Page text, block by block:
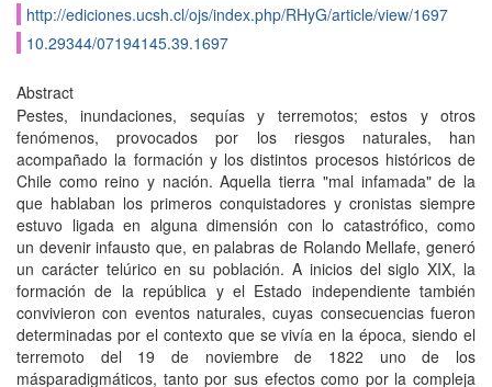
http://ediciones.ucsh.cl/ojs/index.php/RHyG/article/view/1697
10.29344/07194145.39.1697
Abstract
Pestes, inundaciones, sequí­as y terremotos; estos y otros
fenómenos, provocados por los riesgos naturales, han
acompañado la formación y los distintos procesos históricos de
Chile como reino y nación. Aquella tierra "mal infamada" de la
que hablaban los primeros conquistadores y cronistas siempre
estuvo ligada en alguna dimensión con lo catastrófico, como
un devenir infausto que, en palabras de Rolando Mellafe, generó
un carácter telúrico en su población. A inicios del siglo XIX, la
formación de la república y el Estado independiente también
convivieron con eventos naturales, cuyas consecuencias fueron
determinadas por el contexto que se viví­a en la época, siendo el
terremoto del 19 de noviembre de 1822 uno de los
másparadigmáticos, tanto por sus efectos como por la compleja